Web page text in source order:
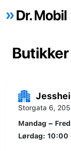
Butikker
Storgata 6,
Mandag –
Lørdag: 10:00